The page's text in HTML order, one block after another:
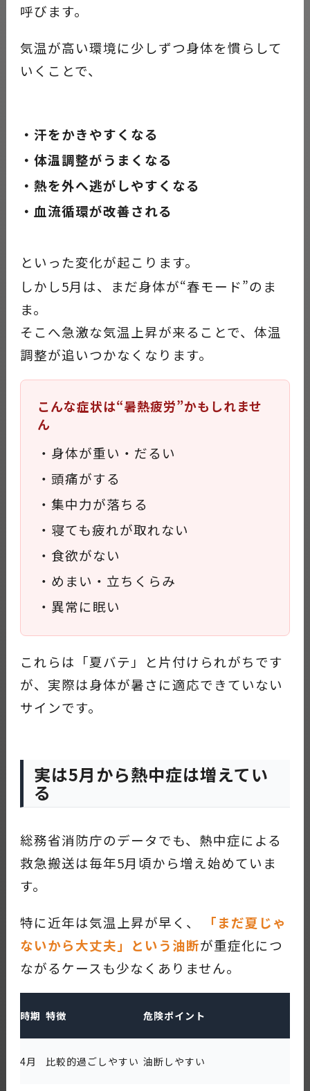
呼びます。
気温が高い環境に少しずつ身体を慣らして
いくことで、
・汗をかきやすくなる
・体温調整がうまくなる
・熱を外へ逃がしやすくなる
・血流循環が改善される
といった変化が起こります。
しかし5月は、まだ身体が“春モード”のま
ま。
そこへ急激な気温上昇が来ることで、体温
調整が追いつかなくなります。
こんな症状は“暑熱疲労”かもしれませ
ん
・身体が重い・だるい
・頭痛がする
・集中力が落ちる
・寝ても疲れが取れない
・食欲がない
・めまい・立ちくらみ
・異常に眠い
これらは「夏バテ」と片付けられがちです
が、実際は身体が暑さに適応できていない
サインです。
実は5月から熱中症は増えてい
る
総務省消防庁のデータでも、熱中症による
救急搬送は毎年5月頃から増え始めていま
す。
特に近年は気温上昇が早く、
「まだ夏じゃ
ないから大丈夫」という油断が重症化につ
ながるケースも少なくありません。
時期 特徴 危険ポイント
4月 比較的過ごしやすい 油断しやすい